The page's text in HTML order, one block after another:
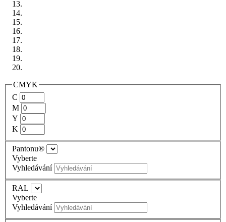
CMYK
C
M
Y
K
Pantonu®
Vyberte
Vyhledávání
RAL
Vyberte
Vyhledávání